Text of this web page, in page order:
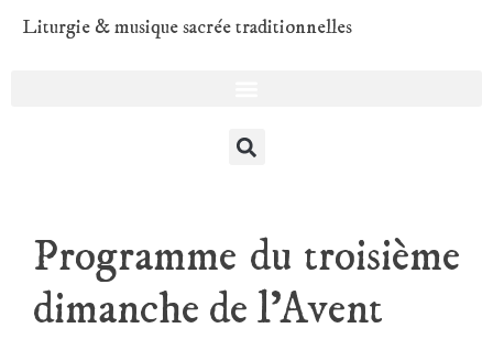
Liturgie & musique sacrée traditionnelles
Programme du troisième
dimanche de l’Avent